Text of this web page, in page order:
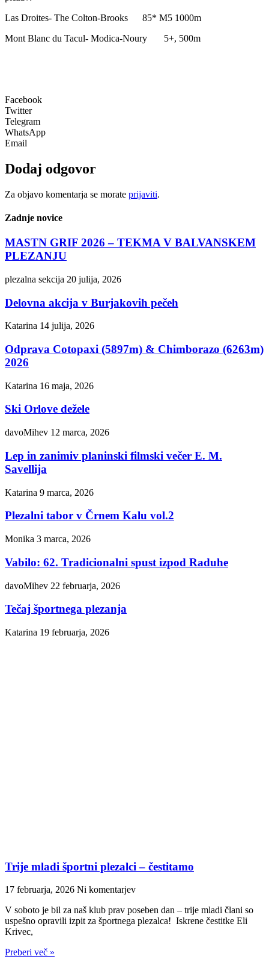
Las Droites- The Colton-Brooks 85* M5 1000m
Mont Blanc du Tacul- Modica-Noury 5+, 500m
Facebook
Twitter
Telegram
WhatsApp
Email
Dodaj odgovor
Za objavo komentarja se morate prijaviti.
Zadnje novice
MASTN GRIF 2026 – TEKMA V BALVANSKEM
PLEZANJU
plezalna sekcija 20 julija, 2026
Delovna akcija v Burjakovih pečeh
Katarina 14 julija, 2026
Odprava Cotopaxi (5897m) & Chimborazo (6263m)
2026
Katarina 16 maja, 2026
Ski Orlove dežele
davoMihev 12 marca, 2026
Lep in zanimiv planinski filmski večer E. M.
Savellija
Katarina 9 marca, 2026
Plezalni tabor v Črnem Kalu vol.2
Monika 3 marca, 2026
Vabilo: 62. Tradicionalni spust izpod Raduhe
davoMihev 22 februarja, 2026
Tečaj športnega plezanja
Katarina 19 februarja, 2026
Trije mladi športni plezalci – čestitamo
17 februarja, 2026 Ni komentarjev
V soboto je bil za naš klub prav poseben dan – trije mladi člani so
uspešno opravili izpit za športnega plezalca! Iskrene čestitke Eli
Krivec,
Preberi več »